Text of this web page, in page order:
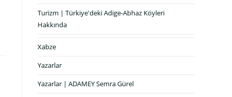
Turizm | Türkiye'deki Adige-Abhaz Köyleri
Hakkında
Xabze
Yazarlar
Yazarlar | ADAMEY Semra Gürel